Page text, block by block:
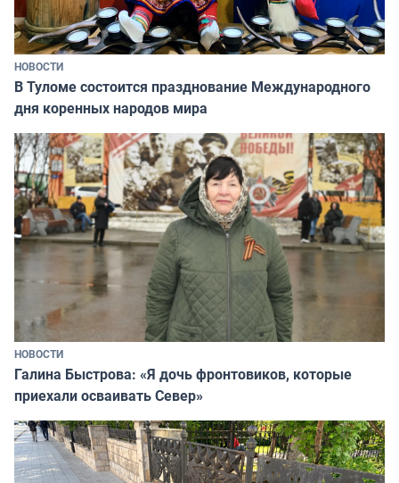
НОВОСТИ
В Туломе состоится празднование Международного
дня коренных народов мира
НОВОСТИ
Галина Быстрова: «Я дочь фронтовиков, которые
приехали осваивать Север»